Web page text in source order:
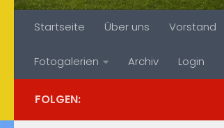
Startseite Über uns Vorstand
Fotogalerien Archiv Login
FOLGEN: